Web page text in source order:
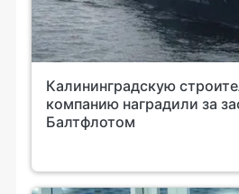
Калининградскую
компанию наградили за
Балтфлотом